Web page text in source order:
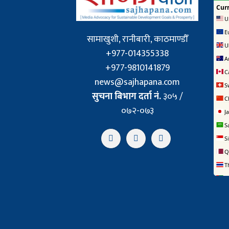
सामाखुशी, रानीबारी, काठमाण्डौँ
+977-014355338
+977-9810141879
news@sajhapana.com
सुचना बिभाग दर्ता नं.३०५ /
०७२-०७३